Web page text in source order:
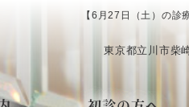
【6月27日（土）の診
東京都立川市柴